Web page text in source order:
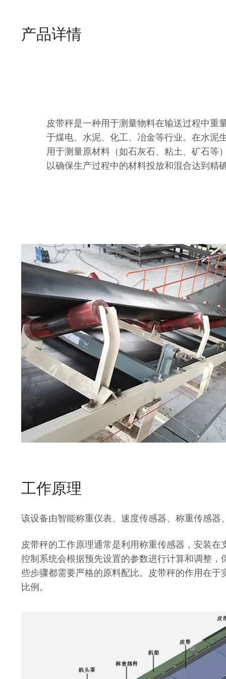
产品详情
皮带秤是一种用于测量物料在输送过程中重
于煤电、水泥、化工、冶金等行业。在水泥
用于测量原材料（如石灰石、粘土、矿石等
以确保生产过程中的材料投放和混合达到精
工作原理
该设备由智能称重仪表、速度传感器、称重传感
皮带秤的工作原理通常是利用称重传感器，安装
控制系统会根据预先设置的参数进行计算和调整
些步骤都需要严格的原料配比。皮带秤的作用在
比例。